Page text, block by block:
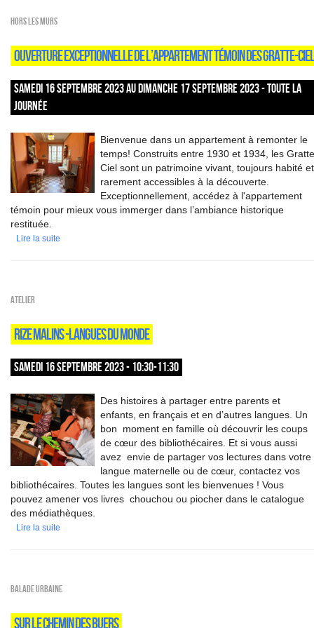
HORS LES MURS
OUVERTURE EXCEPTIONNELLE DE L’APPARTEMENT TÉMOIN DES GRATTE-CIEL
SAMEDI 16 SEPTEMBRE 2023 AU DIMANCHE 17 SEPTEMBRE 2023 - TOUTE LA
JOURNÉE
Bienvenue dans un appartement à remonter le
temps! Construits entre 1930 et 1934, les
Ciel sont un patrimoine vivant, toujours habité et
rarement accessibles à la découverte.
Exceptionnellement, accédez à l'appartement
témoin pour mieux vous immerger dans l’ambiance historique
restituée.
Lire la suite
Atelier
RIZE MALINS -LANGUES DU MONDE
SAMEDI 16 SEPTEMBRE 2023 - 10:30-11:30
Des histoires à partager entre parents et
enfants, en français et en d’autres langues. Un
bon moment en famille où découvrir les coups
de cœur des bibliothécaires. Et si vous aussi
avez envie de partager vos lectures dans votre
langue maternelle ou de cœur, contactez vos
bibliothécaires. Toutes les langues sont les bienvenues ! Vous
pouvez amener vos livres chouchou ou piocher dans le catalogue
des médiathèques.
Lire la suite
Balade urbaine
SUR LE CHEMIN DES BUERS